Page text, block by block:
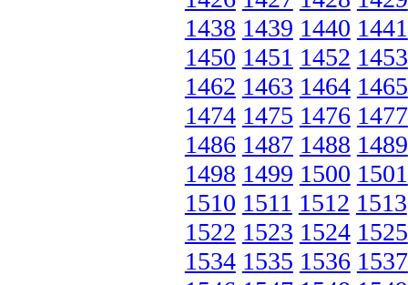
1438 1439 1440 1441
1450 1451 1452 1453
1462 1463 1464 1465
1474 1475 1476 1477
1486 1487 1488 1489
1498 1499 1500 1501
1510 1511 1512 1513
1522 1523 1524 1525
1534 1535 1536 1537